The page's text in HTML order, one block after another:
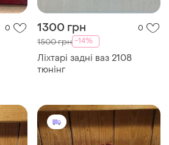
0 1300 грн 0
1500 грн -14%
Ліхтарі задні ваз 2108
тюнінг